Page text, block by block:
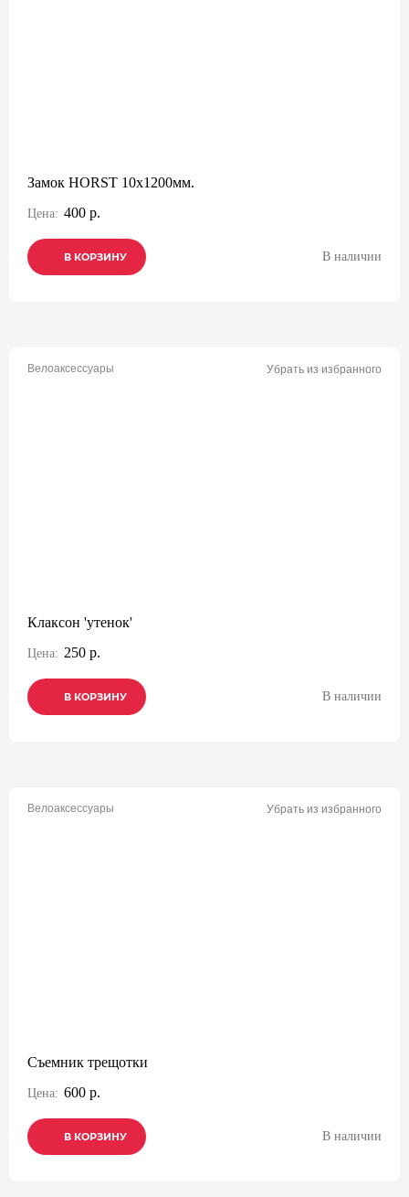
Замок HORST 10x1200мм.
Цена: 400 р.
В КОРЗИНУ
В КОРЗИНУ
В КОРЗИНУ В наличии
Велоаксессуары Убрать из избранного
Клаксон 'утенок'
Цена: 250 р.
В КОРЗИНУ
В КОРЗИНУ
В КОРЗИНУ В наличии
Велоаксессуары Убрать из избранного
Съемник трещотки
Цена: 600 р.
В КОРЗИНУ
В КОРЗИНУ
В КОРЗИНУ В наличии